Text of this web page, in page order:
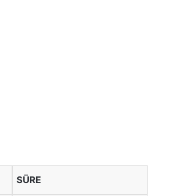
SÜRE